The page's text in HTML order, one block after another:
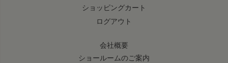
ショッピングカート
ログアウト
会社概要
ショールームのご案内